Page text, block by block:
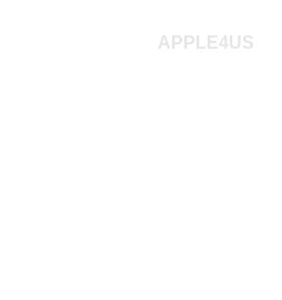
APPLE4US